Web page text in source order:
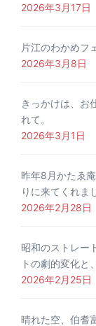
2026年3月17日
片江のわかめフ
2026年3月8日
きっかけは、お
れて。
2026年3月1日
昨年8月かたゑ
りに来てくれま
2026年2月28日
昭和のストレー
トの劇的変化と
2026年2月25日
晴れた空、伯耆